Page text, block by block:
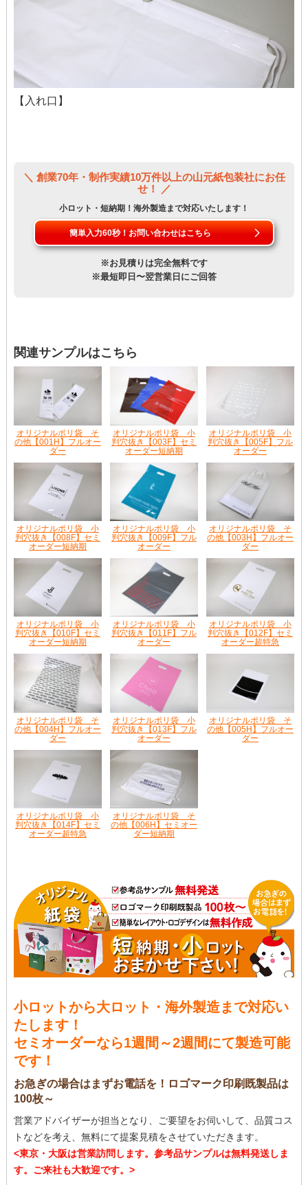
【入れ口】
＼ 創業70年・制作実績10万件以上の山元紙包装社にお任
せ！ ／
小ロット・短納期！海外製造まで対応いたします！
簡単入力60秒！お問い合わせはこちら
※お見積りは完全無料です
※最短即日〜翌営業日にご回答
関連サンプルはこちら
オリジナルポリ袋 そ
の他【001H】フルオー
ダー
オリジナルポリ袋 小
判穴抜き【003F】セミ
オーダー短納期
オリジナルポリ袋 小
判穴抜き【005F】フル
オーダー
オリジナルポリ袋 小
判穴抜き【008F】セミ
オーダー短納期
オリジナルポリ袋 小
判穴抜き【009F】フル
オーダー
オリジナルポリ袋 そ
の他【003H】フルオー
ダー
オリジナルポリ袋 小
判穴抜き【010F】セミ
オーダー短納期
オリジナルポリ袋 小
判穴抜き【011F】フル
オーダー
オリジナルポリ袋 小
判穴抜き【012F】セミ
オーダー超特急
オリジナルポリ袋 そ
の他【004H】フルオー
ダー
オリジナルポリ袋 小
判穴抜き【013F】フル
オーダー
オリジナルポリ袋 そ
の他【005H】フルオー
ダー
オリジナルポリ袋 小
判穴抜き【014F】セミ
オーダー超特急
オリジナルポリ袋 そ
の他【006H】セミオー
ダー短納期
小ロットから大ロット・海外製造まで対応い
たします！
セミオーダーなら1週間～2週間にて製造可能
です！
お急ぎの場合はまずお電話を！ロゴマーク印刷既製品は
100枚～
営業アドバイザーが担当となり、ご要望をお伺いして、品質コス
トなどを考え、無料にて提案見積をさせていただきます。
<東京・大阪は営業訪問します。参考品サンプルは無料発送しま
す。ご来社も大歓迎です。>